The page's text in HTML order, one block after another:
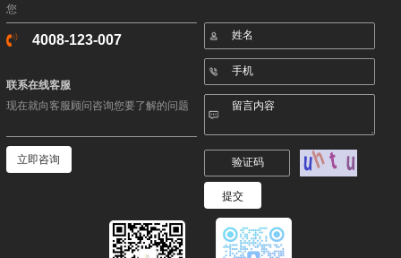
您
4008-123-007
联系在线客服
现在就向客服顾问咨询您要了解的问题
立即咨询